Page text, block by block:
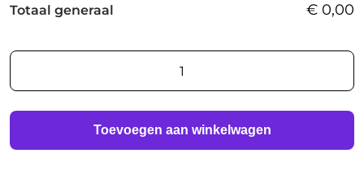
Totaal generaal € 0,00
AI
foto
Toevoegen aan winkelwagen